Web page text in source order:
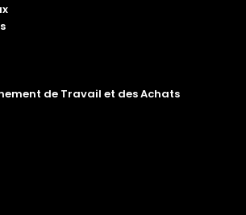
de Travail et des Achats